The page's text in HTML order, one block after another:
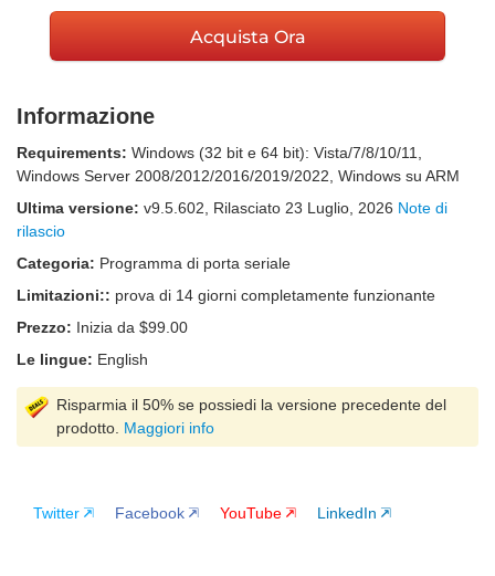
Acquista Ora
Informazione
Requirements: Windows (32 bit e 64 bit): Vista/7/8/10/11,
Windows Server 2008/2012/2016/2019/2022, Windows su ARM
Ultima versione: v9.5.602 , Rilasciato 23 Luglio, 2026 Note di
rilascio
Categoria: Programma di porta seriale
Limitazioni:: prova di 14 giorni completamente funzionante
Prezzo: Inizia da $99.00
Le lingue: English
Risparmia il 50% se possiedi la versione precedente del
prodotto. Maggiori info
Twitter Facebook YouTube LinkedIn